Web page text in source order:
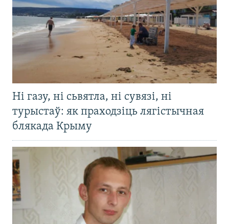
Ні газу, ні сьвятла, ні сувязі, ні
турыстаў: як праходзіць лягістычная
блякада Крыму